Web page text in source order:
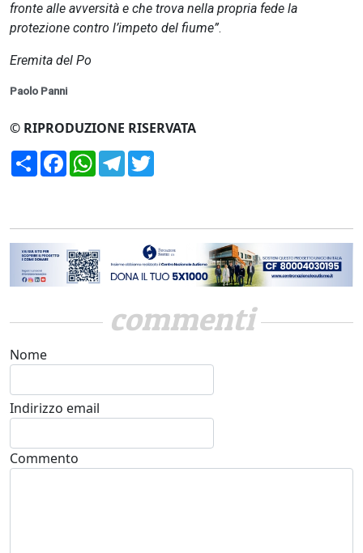
fronte alle avversità e che trova nella propria fede la
protezione contro l’impeto del fiume”.
Eremita del Po
Paolo Panni
© RIPRODUZIONE RISERVATA
CondividiFacebookWhatsApp
Telegram
commenti
Nome
Indirizzo email
Commento